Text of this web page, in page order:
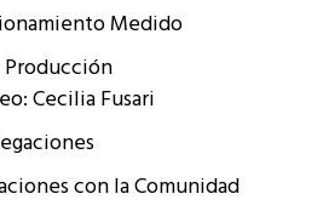
Medido
Cecilia Fusari
con la Comunidad